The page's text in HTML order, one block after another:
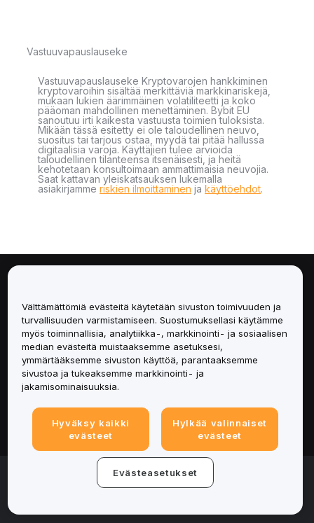
Vastuuvapauslauseke
Vastuuvapauslauseke Kryptovarojen hankkiminen
kryptovaroihin sisältää merkittäviä markkinariskejä,
mukaan lukien äärimmäinen volatiliteetti ja koko
pääoman mahdollinen menettäminen. Bybit EU
sanoutuu irti kaikesta vastuusta toimien tuloksista.
Mikään tässä esitetty ei ole taloudellinen neuvo,
suositus tai tarjous ostaa, myydä tai pitää hallussa
digitaalisia varoja. Käyttäjien tulee arvioida
taloudellinen tilanteensa itsenäisesti, ja heitä
kehotetaan konsultoimaan ammattimaisia neuvojia.
Saat kattavan yleiskatsauksen lukemalla
asiakirjamme riskien ilmoittaminen ja käyttöehdot.
Palvelut
Tuki
Tuotteet
Lakiasiat
© 2025-2026 Bybit.eu. All rights reserved.
Välttämättömiä evästeitä käytetään sivuston toimivuuden ja
turvallisuuden varmistamiseen. Suostumuksellasi käytämme
myös toiminnallisia, analytiikka-, markkinointi- ja sosiaalisen
median evästeitä muistaaksemme asetuksesi,
ymmärtääksemme sivuston käyttöä, parantaaksemme
sivustoa ja tukeaksemme markkinointi- ja
jakamisominaisuuksia.
Hyväksy kaikki
evästeet
Hylkää valinnaiset
evästeet
Evästeasetukset